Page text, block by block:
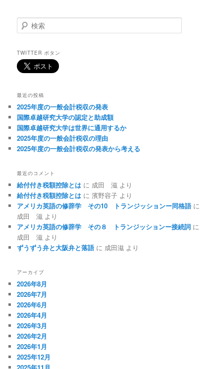
検
索
TWITTER ボタン
最近の投稿
2025年度の一般会計税収の発表
国際卓越研究大学の認定と助成額
国際卓越研究大学は世界に通用するか
2025年度の一般会計税収の理由
2025年度の一般会計税収の発表から考える
最近のコメント
給付付き税額控除とは に 成田 滋 より
給付付き税額控除とは に濱野容子 より
アメリカ英語の修辞学 その10 トランジッションー同格語に
成田 滋 より
アメリカ英語の修辞学 その８ トランジッションー接続詞 に
成田 滋 より
ずうずう弁と大阪弁と落語に 成田滋 より
アーカイブ
2026年8月
2026年7月
2026年6月
2026年4月
2026年3月
2026年2月
2026年1月
2025年12月